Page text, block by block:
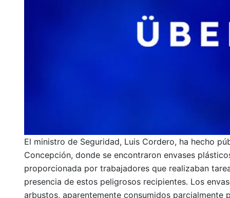
El ministro de Seguridad, Luis Cordero, ha hecho
Concepción, donde se encontraron envases
proporcionada por trabajadores que realizaban
presencia de estos peligrosos recipientes. Los
arbustos, aparentemente consumidos